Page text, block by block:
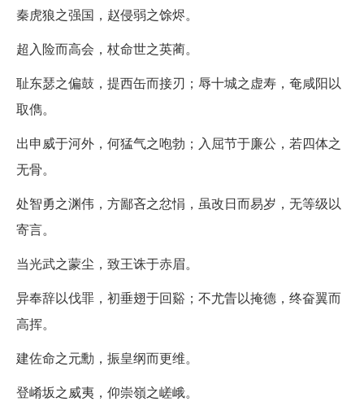
秦虎狼之强国，赵侵弱之馀烬。
超入险而高会，杖命世之英蔺。
耻东瑟之偏鼓，提西缶而接刃；辱十城之虚寿，奄咸阳以
取儁。
出申威于河外，何猛气之咆勃；入屈节于廉公，若四体之
无骨。
处智勇之渊伟，方鄙吝之忿悁，虽改日而易岁，无等级以
寄言。
当光武之蒙尘，致王诛于赤眉。
异奉辞以伐罪，初垂翅于回谿；不尤眚以掩德，终奋翼而
高挥。
建佐命之元勳，振皇纲而更维。
登崤坂之威夷，仰崇嶺之嵯峨。